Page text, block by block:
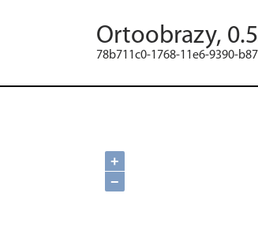
Ortoobrazy,
78b711c0-1768-11e6-9390-
+
−